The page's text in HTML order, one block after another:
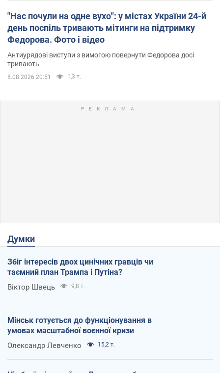
"Нас почули на одне вухо": у містах України 24-й
день поспіль тривають мітинги на підтримку
Федорова. Фото і відео
Антиурядові виступи з вимогою повернути Федорова досі
тривають
8.08.2026 20:51 1,3 т.
Думки
Збіг інтересів двох цинічних гравців чи
таємний план Трампа і Путіна?
Віктор Швець 9,8 т.
Мінськ готується до функціонування в
умовах масштабної воєнної кризи
Олександр Левченко 15,2 т.